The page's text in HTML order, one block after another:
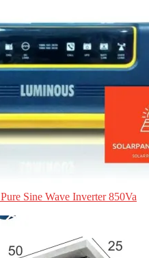
Sine Wave Inverter 850Va